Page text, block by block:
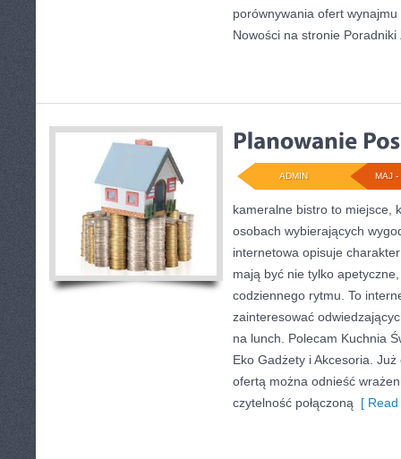
porównywania ofert
Nowości na stronie Poradniki
MAJ -
ADMIN
kameralne bistro to miejsce,
osobach wybierających
internetowa opisuje
mają być nie tylko
codziennego rytmu. To
zainteresować
na lunch. Polecam Kuchnia
Eko Gadżety i Akcesoria.
ofertą można odnieść
czytelność połączoną [